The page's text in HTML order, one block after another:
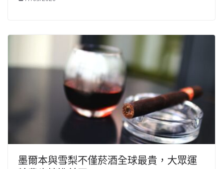
墨爾本與雪梨不僅菸酒全球最貴，大眾運